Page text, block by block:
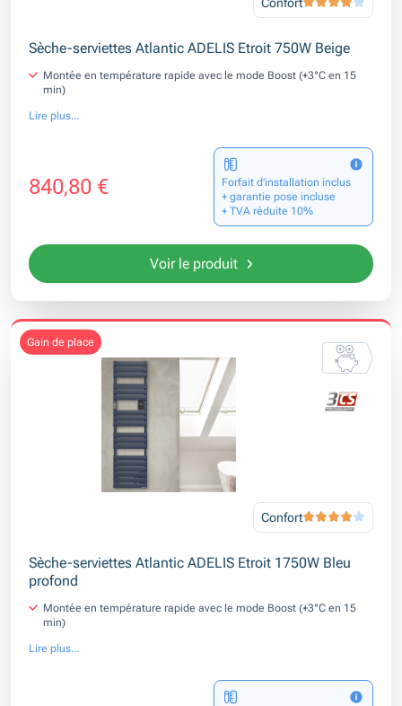
Sèche-serviettes Atlantic ADELIS Etroit 750W Beige
Montée en température rapide avec le mode Boost (+3°C en 15
min)
Lire plus...
840,80 €
Forfait d’installation inclus
+ garantie pose incluse
+ TVA réduite 10%
Voir le produit
gain de place
Confort
Sèche-serviettes Atlantic ADELIS Etroit 1750W Bleu
profond
Montée en température rapide avec le mode Boost (+3°C en 15
min)
Lire plus...